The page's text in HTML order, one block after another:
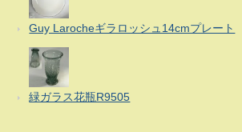
Guy Larocheギラロッシュ14cmプレート
緑ガラス花瓶R9505